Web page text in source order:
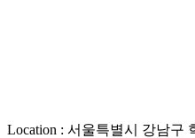
Location : 서울특별시 강남구